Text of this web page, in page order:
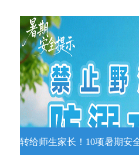
收藏！夏日专属好运
夏日专属好运莲花头像！
详情
转给师生家长！10项暑期安